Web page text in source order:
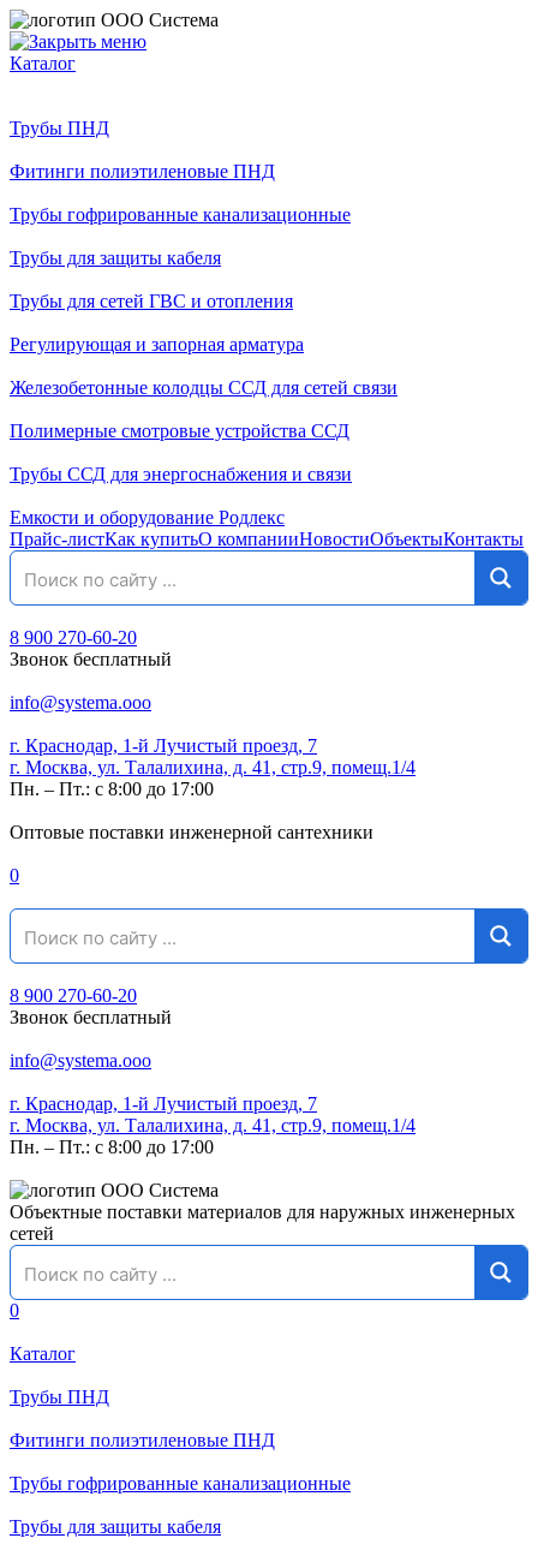
Каталог
Трубы ПНД
Фитинги полиэтиленовые ПНД
Трубы гофрированные канализационные
Трубы для защиты кабеля
Трубы для сетей ГВС и отопления
Регулирующая и запорная арматура
Железобетонные колодцы ССД для сетей связи
Полимерные смотровые устройства ССД
Трубы ССД для энергоснабжения и связи
Емкости и оборудование Родлекс
Прайс-листКак купитьО компанииНовостиОбъектыКонтакты
8 900 270-60-20
Звонок бесплатный
info@systema.ooo
г. Краснодар, 1-й Лучистый проезд, 7
г. Москва, ул. Талалихина, д. 41, стр.9, помещ.1/4
Пн. – Пт.: с 8:00 до 17:00
Оптовые поставки инженерной сантехники
0
8 900 270-60-20
Звонок бесплатный
info@systema.ooo
г. Краснодар, 1-й Лучистый проезд, 7
г. Москва, ул. Талалихина, д. 41, стр.9, помещ.1/4
Пн. – Пт.: с 8:00 до 17:00
Объектные поставки материалов для наружных инженерных
сетей
0
Каталог
Трубы ПНД
Фитинги полиэтиленовые ПНД
Трубы гофрированные канализационные
Трубы для защиты кабеля